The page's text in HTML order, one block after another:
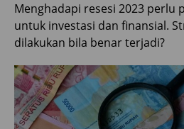
Menghadapi resesi 2023 perlu
untuk investasi dan finansial.
dilakukan bila benar terjadi?